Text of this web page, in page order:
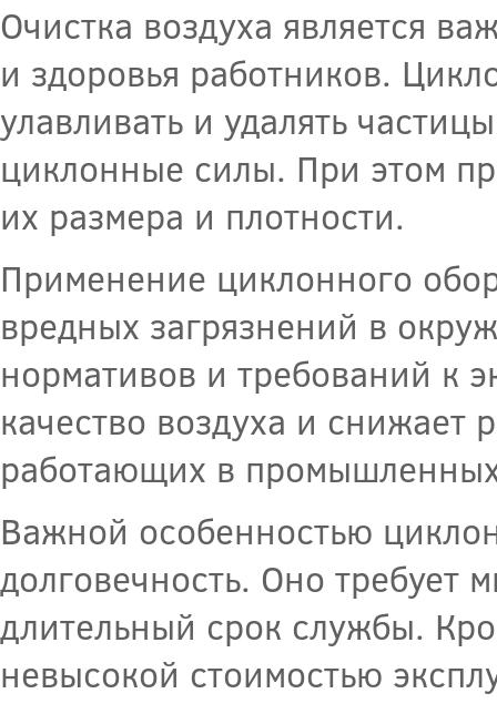
Очистка воздуха является
и здоровья работников.
улавливать и удалять
циклонные силы. При этом
их размера и плотности.
Применение циклонного
вредных загрязнений в
нормативов и требований к
качество воздуха и снижает
работающих в
Важной особенностью
долговечность. Оно требует
длительный срок службы.
невысокой стоимостью